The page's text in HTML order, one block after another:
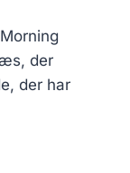
der
der har